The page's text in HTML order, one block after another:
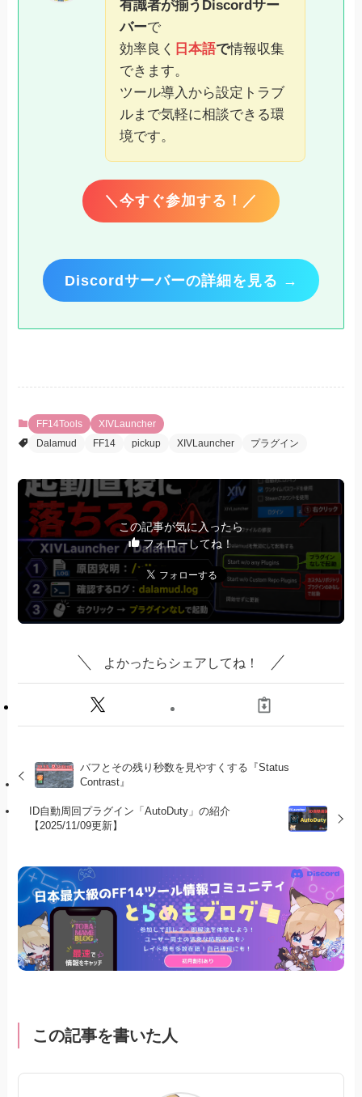
有識者が揃うDiscordサー
バーで
効率良く 日本語で情報収集
できます。
ツール導入から設定トラブ
ルまで気軽に相談できる環
境です。
＼今すぐ参加する！／
Discordサーバーの詳細を見る →
FF14Tools
XIVLauncher
Dalamud
FF14 pickup XIVLauncher プラグイン
この記事が気に入ったら
フォローしてね！
よかったらシェアしてね！
バフとその残り秒数を見やすくする『Status
Contrast』
ID自動周回プラグイン「AutoDuty」の紹介
【2025/11/09更新】
この記事を書いた人